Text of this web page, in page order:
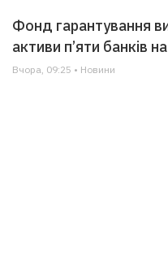
Фонд гарантування
активи п’яти банків
Вчора, 09:25 • Новини